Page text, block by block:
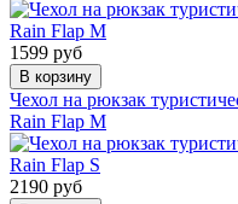
1599 руб
В корзину
Чехол на рюкзак
Rain Flap M
2190 руб